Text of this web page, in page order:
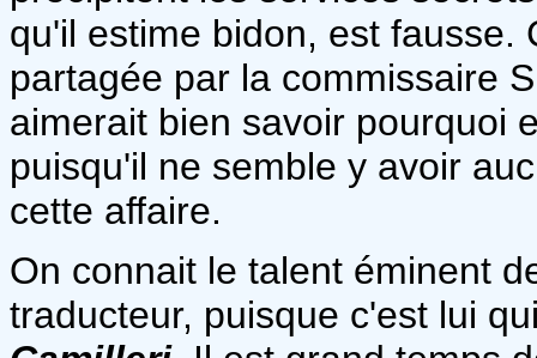
qu'il estime bidon, est fausse.
partagée par la commissaire
aimerait bien savoir pourquoi
puisqu'il ne semble y avoir
cette affaire.
On connait le talent éminent
traducteur, puisque c'est lui